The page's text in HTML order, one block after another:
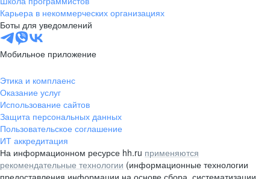
Карьера в некоммерческих организациях
Боты для уведомлений
Мобильное приложение
Этика и комплаенс
Оказание услуг
Использование сайтов
Защита персональных данных
Пользовательское соглашение
ИТ аккредитация
На информационном ресурсе hh.ru применяются
рекомендательные технологии (информационные технологии